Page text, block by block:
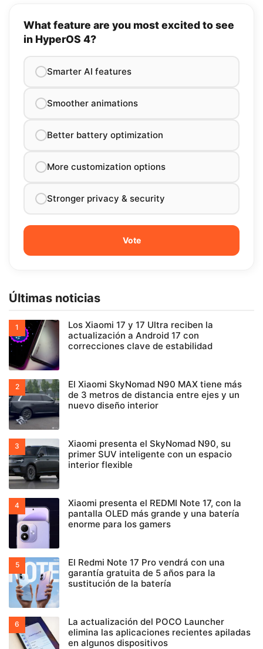
What feature are you most excited to see
in HyperOS 4?
Smarter AI features
Smoother animations
Better battery optimization
More customization options
Stronger privacy & security
Últimas noticias
Los Xiaomi 17 y 17 Ultra reciben la
actualización a Android 17 con
correcciones clave de estabilidad
El Xiaomi SkyNomad N90 MAX tiene más
de 3 metros de distancia entre ejes y un
nuevo diseño interior
Xiaomi presenta el SkyNomad N90, su
primer SUV inteligente con un espacio
interior flexible
Xiaomi presenta el REDMI Note 17, con la
pantalla OLED más grande y una batería
enorme para los gamers
El Redmi Note 17 Pro vendrá con una
garantía gratuita de 5 años para la
sustitución de la batería
La actualización del POCO Launcher
elimina las aplicaciones recientes apiladas
en algunos dispositivos